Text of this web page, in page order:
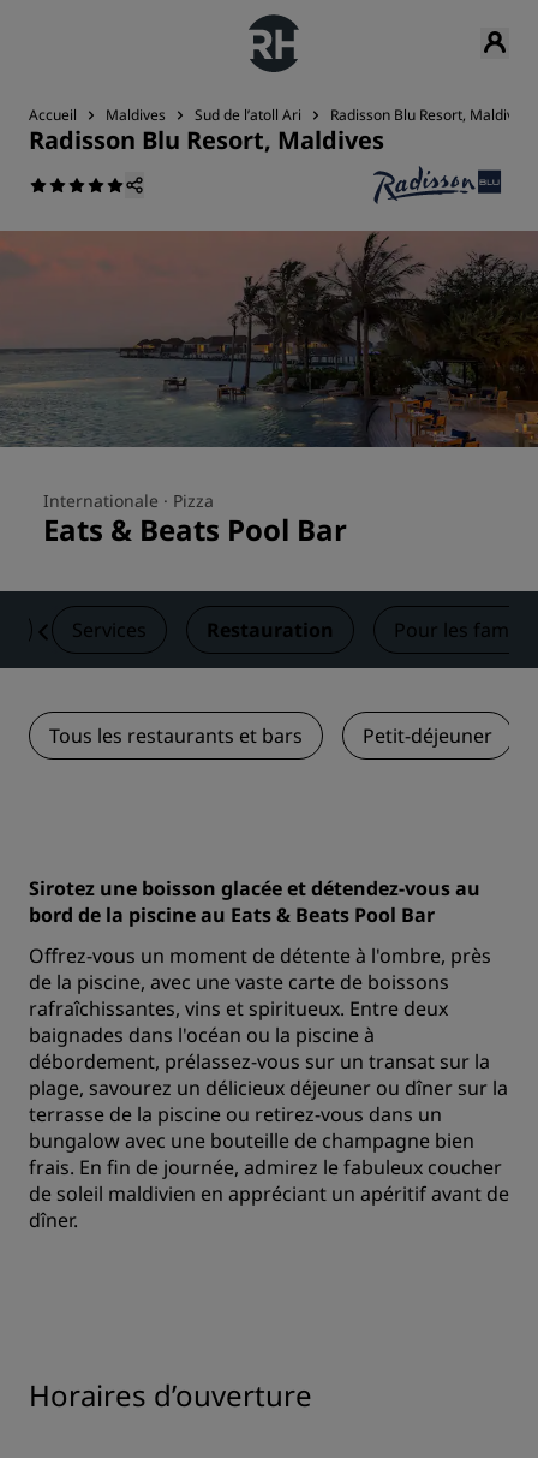
Accueil Maldives Sud de l’atoll Ari Radisson Blu Resort, Maldives
Radisson Blu Resort, Maldives
Internationale · Pizza
Eats & Beats Pool Bar
Services Restauration Pour les
Tous les restaurants et bars Petit-déjeuner
Sirotez une boisson glacée et détendez-vous au
bord de la piscine au Eats & Beats Pool Bar
Offrez-vous un moment de détente à l'ombre, près
de la piscine, avec une vaste carte de boissons
rafraîchissantes, vins et spiritueux. Entre deux
baignades dans l'océan ou la piscine à
débordement, prélassez-vous sur un transat sur la
plage, savourez un délicieux déjeuner ou dîner sur la
terrasse de la piscine ou retirez-vous dans un
bungalow avec une bouteille de champagne bien
frais. En fin de journée, admirez le fabuleux coucher
de soleil maldivien en appréciant un apéritif avant de
dîner.
Horaires d’ouverture